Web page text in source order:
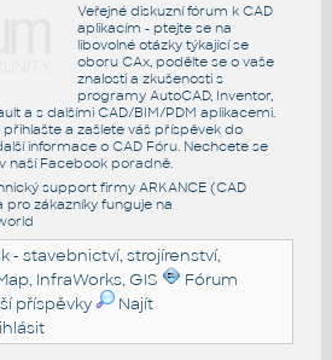
Veřejné diskuzní fórum k CAD
aplikacím - ptejte se na
libovolné otázky týkající se
oboru CAx, podělte se o vaše
znalosti a zkušenosti s
programy AutoCAD, Inventor,
a s dalšími CAD/BIM/PDM aplikacemi.
a zašlete váš příspěvek do
informace o CAD Fóru. Nechcete se
naší Facebook poradně.
support firmy ARKANCE (CAD
zákazníky funguje na
- stavebnictví, strojírenství,
InfraWorks, GIS
Fórum
příspěvky
Najít